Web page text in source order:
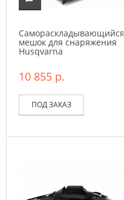
Самораскладывающийся
мешок для снаряжения
Husqvarna
10 855 р.
ПОД ЗАКАЗ